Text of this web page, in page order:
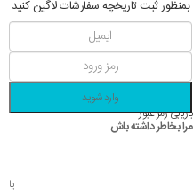
بمنظور ثبت تاریخچه سفارشات لاگین کنید
وارد شوید
مرا بخاطر داشته باش
بازیابی رمز عبور
یا